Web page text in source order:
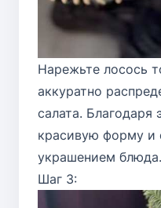
Нарежьте лосось
аккуратно
салата. Благодаря
красивую форму и
украшением блюда.
Шаг 3: